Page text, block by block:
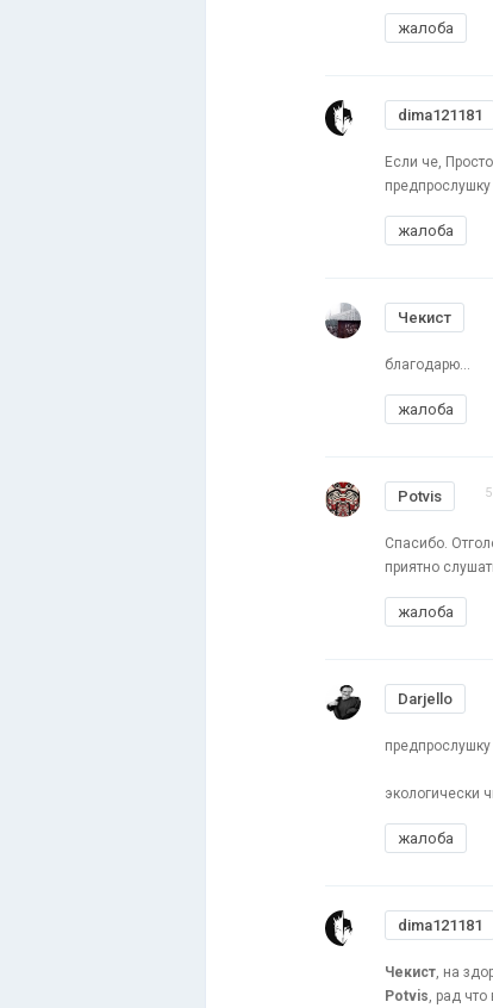
жалоба
dima121181
Если че,
жалоба
Чекист
благодарю...
жалоба
Potvis
Спасибо.
приятно
жалоба
Darjello
предпрослушку
экологически
жалоба
dima121181
Чекист, на
Potvis, рад